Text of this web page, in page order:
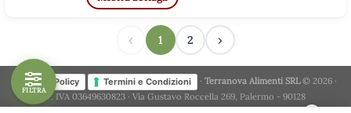
FILTRA
‹ 1 2 ›
Privacy Policy Termini e Condizioni · Terranova Alimenti SRL© 2026 ·
P. IVA 03649630823 · Via Gustavo Roccella 269, Palermo - 90128